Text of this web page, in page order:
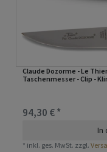
Claude Dozorme - Le
Taschenmesser - Clip -
94,30 € *
In
* inkl. ges. MwSt. zzgl.